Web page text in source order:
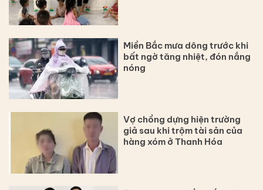
Miền Bắc mưa dông trước khi
bất ngờ tăng nhiệt, đón nắng
nóng
Vợ chồng dựng hiện trường
giả sau khi trộm tài sản của
hàng xóm ở Thanh Hóa